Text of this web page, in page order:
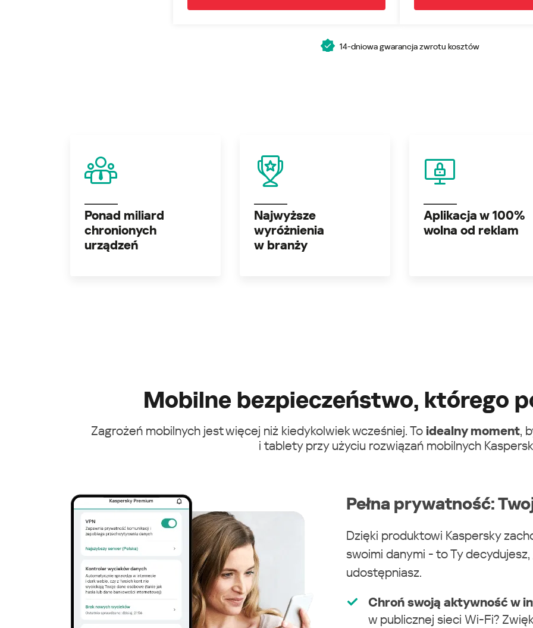
14-dniowa gwarancja zwrotu kosztów
Ponad miliard
chronionych
urządzeń
Najwyższe
wyróżnienia
w branży
Aplikacja w 100%
wolna od reklam
Mobilne bezpieczeństwo, którego
Zagrożeń mobilnych jest więcej niż kiedykolwiek wcześniej. To idealny moment,
i tablety przy użyciu rozwiązań mobilnych
Pełna prywatność:
Dzięki produktowi Kaspersky
swoimi danymi - to Ty
udostępniasz.
Chroń swoją aktywność w
w publicznej sieci Wi-Fi?